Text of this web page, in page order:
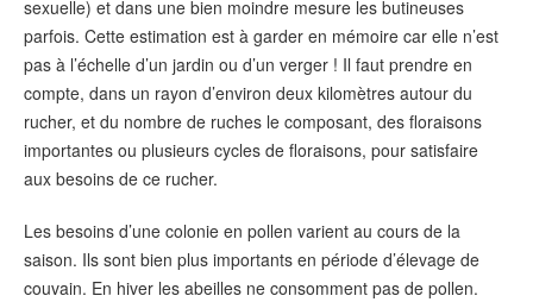
sexuelle) et dans une bien moindre mesure les butineuses
parfois. Cette estimation est à garder en mémoire car elle n’est
pas à l’échelle d’un jardin ou d’un verger ! Il faut prendre en
compte, dans un rayon d’environ deux kilomètres autour du
rucher, et du nombre de ruches le composant, des floraisons
importantes ou plusieurs cycles de floraisons, pour satisfaire
aux besoins de ce rucher.
Les besoins d’une colonie en pollen varient au cours de la
saison. Ils sont bien plus importants en période d’élevage de
couvain. En hiver les abeilles ne consomment pas de pollen.